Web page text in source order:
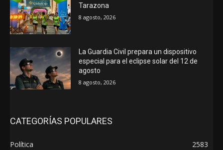
Tarazona
8 agosto, 2026
La Guardia Civil prepara un dispositivo
especial para el eclipse solar del 12 de
agosto
8 agosto, 2026
CATEGORÍAS POPULARES
Política
2583